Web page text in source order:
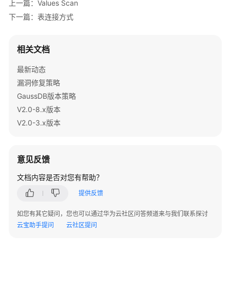
_V2.0-
8.x）
发
南
（集
中
式
8.x）
据
库
统
上一篇：Values Scan
下一篇：表连接方式
相关文档
最新动态
漏洞修复策略
GaussDB版本策略
V2.0-8.x版本
V2.0-3.x版本
意见反馈
文档内容是否对您有帮助？
提供反馈
如您有其它疑问，您也可以通过华为云社区问答频道来与我们联系探讨
云宝助手提问
云社区提问